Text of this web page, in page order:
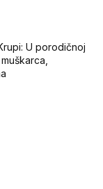
U porodičnoj